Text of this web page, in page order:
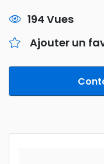
194 Vues
Ajouter un